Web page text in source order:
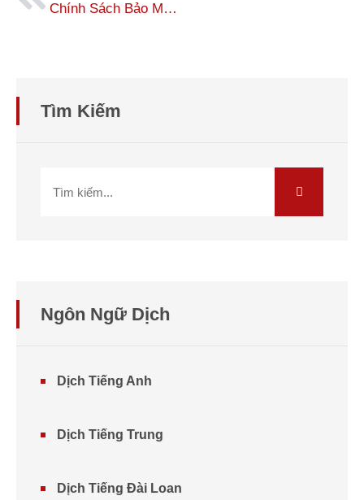
Chính Sách Bảo Mật Tại Dịch Thuật Số 1
Tìm Kiếm
Ngôn Ngữ Dịch
Dịch Tiếng Anh
Dịch Tiếng Trung
Dịch Tiếng Đài Loan